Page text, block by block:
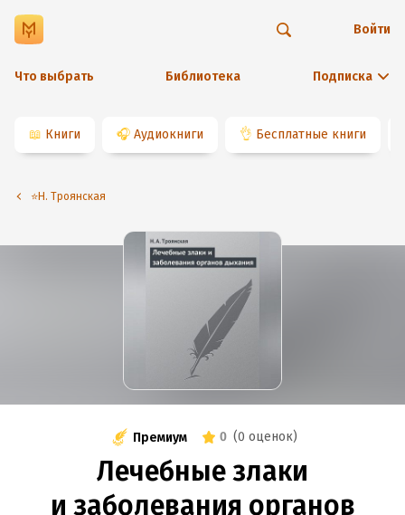
Что выбрать Библиотека Подписка
Войти
📖 Книги 🎧 Аудиокниги 👌 Бесплатные книги
⭐️Н. Троянская
Премиум 0 (0 оценок)
Лечебные злаки
и заболевания органов